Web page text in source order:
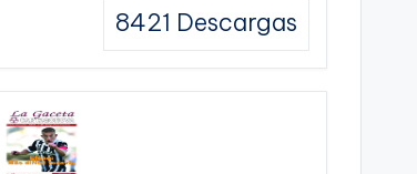
8421 Descargas